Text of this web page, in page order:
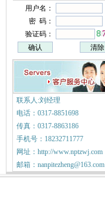
用户名：
密 码：
验证码：
联系人:刘经理
电话：0317-8851698
传真：0317-8863186
手机号：18232711777
网址：http://www.nptzwj.com
邮箱：nanpitezheng@163.com